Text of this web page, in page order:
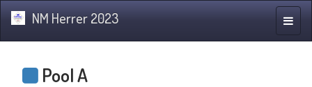
Toggle
NM Herrer 2023
Pool A